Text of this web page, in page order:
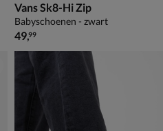
Vans Sk8-Hi Zip
Babyschoenen - zwart
€ 49,99
49,99